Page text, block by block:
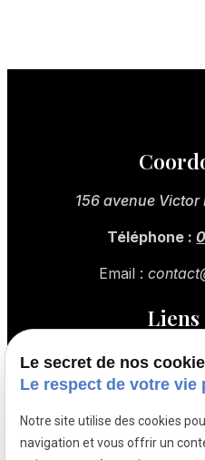
156 avenue Victor
Téléphone :
Email :
Le secret de nos
Le respect de votre vie
Notre site utilise des cookies
navigation et vous offrir un